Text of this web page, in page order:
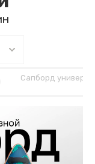
Сапборд